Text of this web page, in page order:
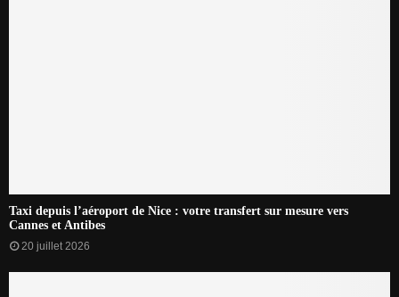
Taxi depuis l’aéroport de Nice : votre transfert sur mesure vers
Cannes et Antibes
20 juillet 2026